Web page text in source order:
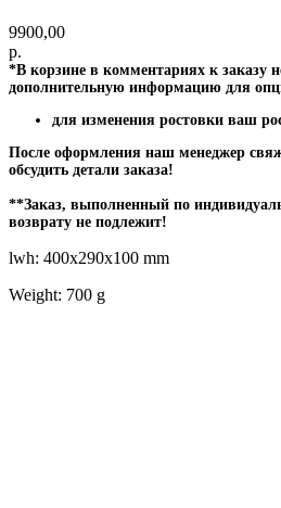
9900,00
р.
*В корзине в комментариях к заказу
дополнительную информацию для
для изменения ростовки ваш
После оформления наш менеджер
обсудить детали заказа!
**Заказ, выполненный по
возврату не подлежит!
lwh: 400x290x100 mm
Weight: 700 g